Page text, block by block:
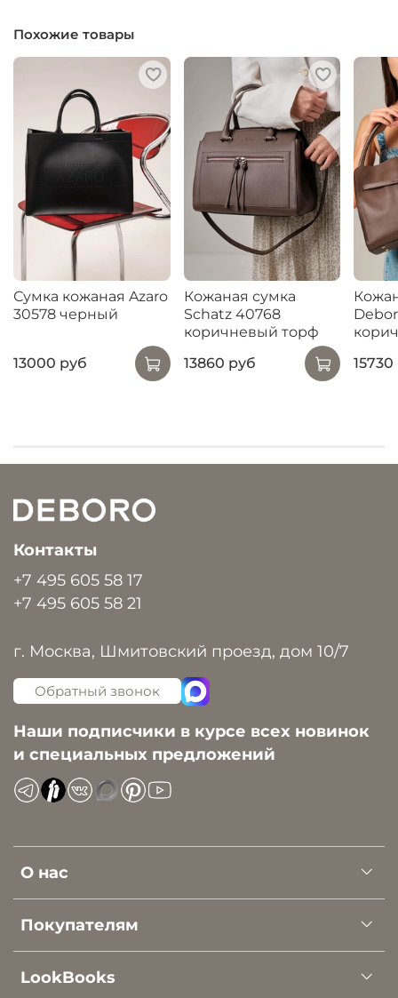
Похожие товары
Сумка кожаная Azaro
30578 черный
13000 руб
Кожаная сумка
Schatz 40768
коричневый торф
13860 руб
О нас
Покупателям
LookBooks
Контакты
+7 495 605 58 17
+7 495 605 58 21
г. Москва, Шмитовский проезд, дом 10/7
Обратный звонок
Наши подписчики в курсе всех новинок
и специальных предложений